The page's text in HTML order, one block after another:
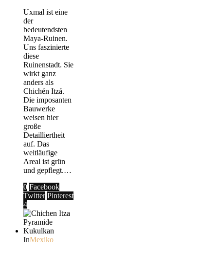
Uxmal ist eine
der
bedeutendsten
Maya-Ruinen.
Uns faszinierte
diese
Ruinenstadt. Sie
wirkt ganz
anders als
Chichén Itzá.
Die imposanten
Bauwerke
weisen hier
große
Detailliertheit
auf. Das
weitläufige
Areal ist grün
und gepflegt.…
0 Facebook
Twitter Pinterest
4
InMexiko